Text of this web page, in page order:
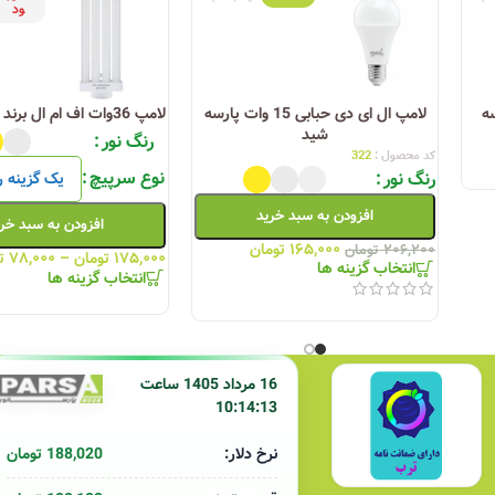
پرنور و بادوام را با قیمتی مناسب دریافت خواهید کرد.
لامپ ال ای دی حبابی 15 وات پارسه
شید
کد محصول : 322
رنگ نور
افزودن به سبد خرید
۲۰۶,۲۰۰ تومان ۱۶۵,۰۰۰ تومان
انتخاب گزینه ها
ود
لامپ 36وات اف ام ال برند زمان نور
رنگ نور
نوع سرپیچ
افزودن به سبد
۱۷۵,۰۰۰ تومان – ۷۸,۰۰۰
انتخاب گزینه ها
16 مرداد 1405 ساعت
10:14:13
نرخ دلار:
188,020 تومان